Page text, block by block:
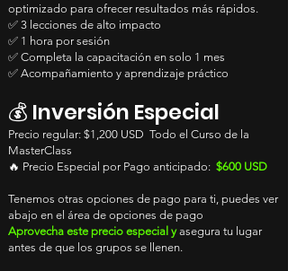
optimizado para ofrecer resultados más rápidos.
✅ 3 lecciones de alto impacto
✅ 1 hora por sesión
✅ Completa la capacitación en solo 1 mes
✅ Acompañamiento y aprendizaje práctico
💰 Inversión Especial
Precio regular: $1,200 USD Todo el Curso de la
MasterClass
🔥 Precio Especial por Pago anticipado: $600 USD
Tenemos otras opciones de pago para ti, puedes ver
abajo en el área de opciones de pago
Aprovecha este precio especial yasegura tu lugar
antes de que los grupos se llenen.